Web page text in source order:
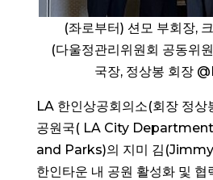
(좌로부터) 션모 부회장,
(다울정관리위원회 공동위
국장, 정상봉 회장
LA 한인상공회의소(회장 정상
공원국( LA City
and Parks)의 지미 김
한인타운 내 공원 활성화 및 협